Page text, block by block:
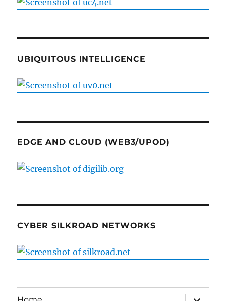
UBIQUITOUS INTELLIGENCE
EDGE AND CLOUD (WEB3/UPOD)
CYBER SILKROAD NETWORKS
expand